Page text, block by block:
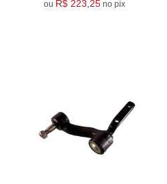
ou R$ 223,25 no pix